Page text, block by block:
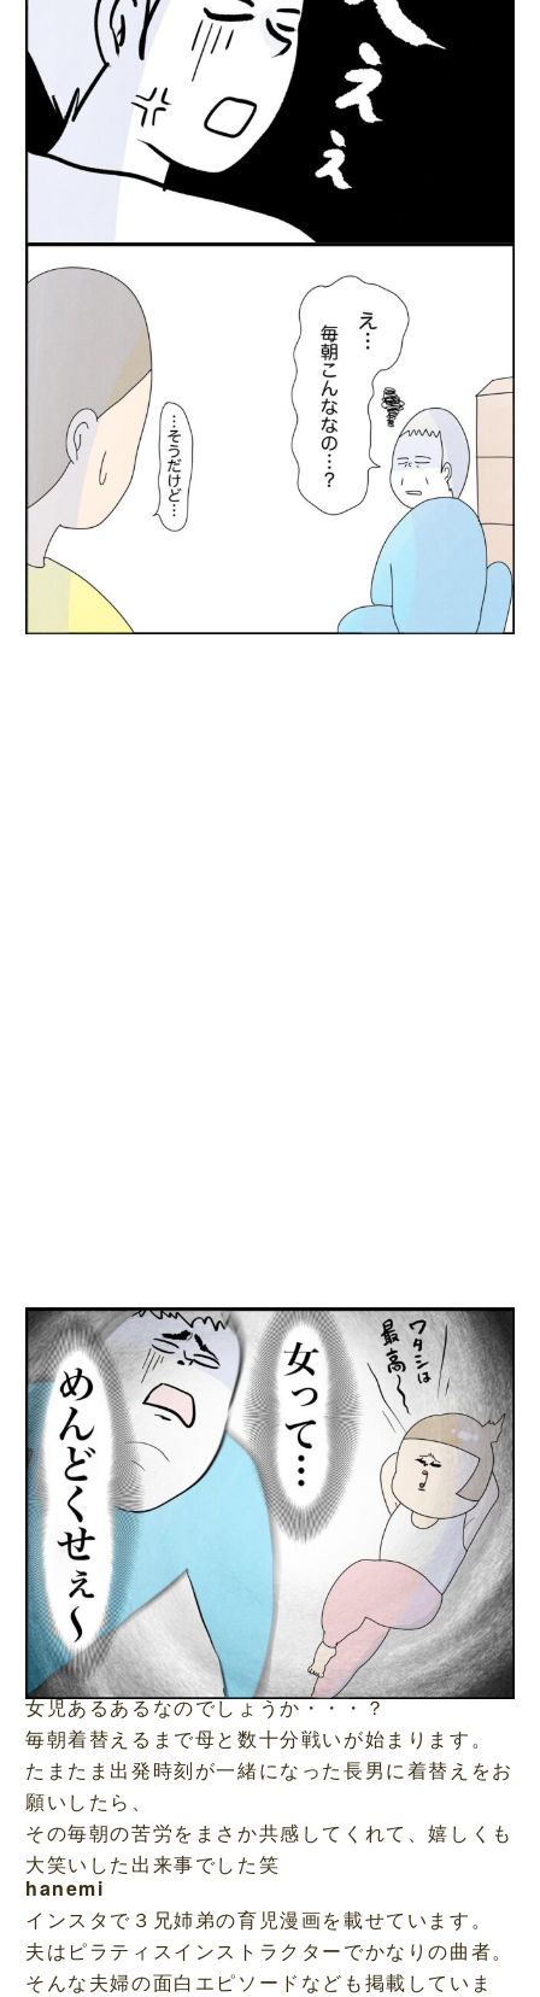
女児あるあるなのでしょうか・・・？
毎朝着替えるまで母と数十分戦いが始まります。
たまたま出発時刻が一緒になった長男に着替えをお
願いしたら、
その毎朝の苦労をまさか共感してくれて、嬉しくも
大笑いした出来事でした笑
hanemi
インスタで３兄姉弟の育児漫画を載せています。
夫はピラティスインストラクターでかなりの曲者。
そんな夫婦の面白エピソードなども掲載していま